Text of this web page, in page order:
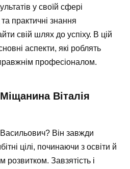
у своїй сфері
практичні знання
свій шлях до успіху. В цій
аспекти, які роблять
професіоналом.
Віталія
Він завжди
цілі, починаючи з освіти й
розвитком. Завзятість і